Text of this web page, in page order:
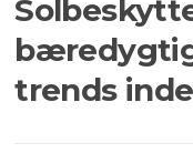
trends